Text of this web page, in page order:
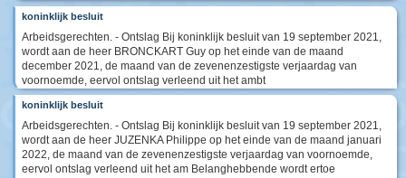
koninklijk besluit
Arbeidsgerechten. - Ontslag Bij koninklijk besluit van 19 september 2021,
wordt aan de heer BRONCKART Guy op het einde van de maand
december 2021, de maand van de zevenenzestigste verjaardag van
voornoemde, eervol ontslag verleend uit het ambt
koninklijk besluit
Arbeidsgerechten. - Ontslag Bij koninklijk besluit van 19 september 2021,
wordt aan de heer JUZENKA Philippe op het einde van de maand januari
2022, de maand van de zevenenzestigste verjaardag van voornoemde,
eervol ontslag verleend uit het am Belanghebbende wordt ertoe